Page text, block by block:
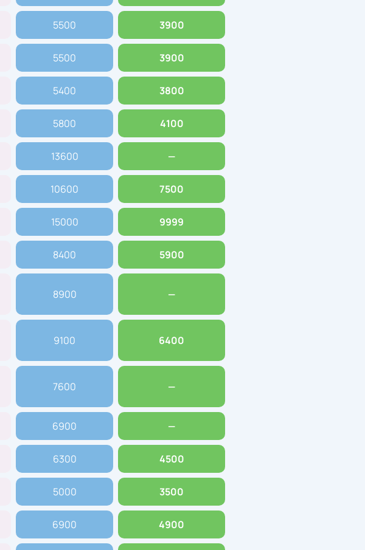
5500 3900
5500 3900
5400 3800
5800 4100
13600 —
10600 7500
15000 9999
8400 5900
8900 —
9100 6400
7600 —
6900 —
6300 4500
5000 3500
6900 4900